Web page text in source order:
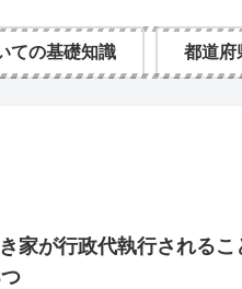
ての基礎知識 都道府
家が行政代執行されるこ